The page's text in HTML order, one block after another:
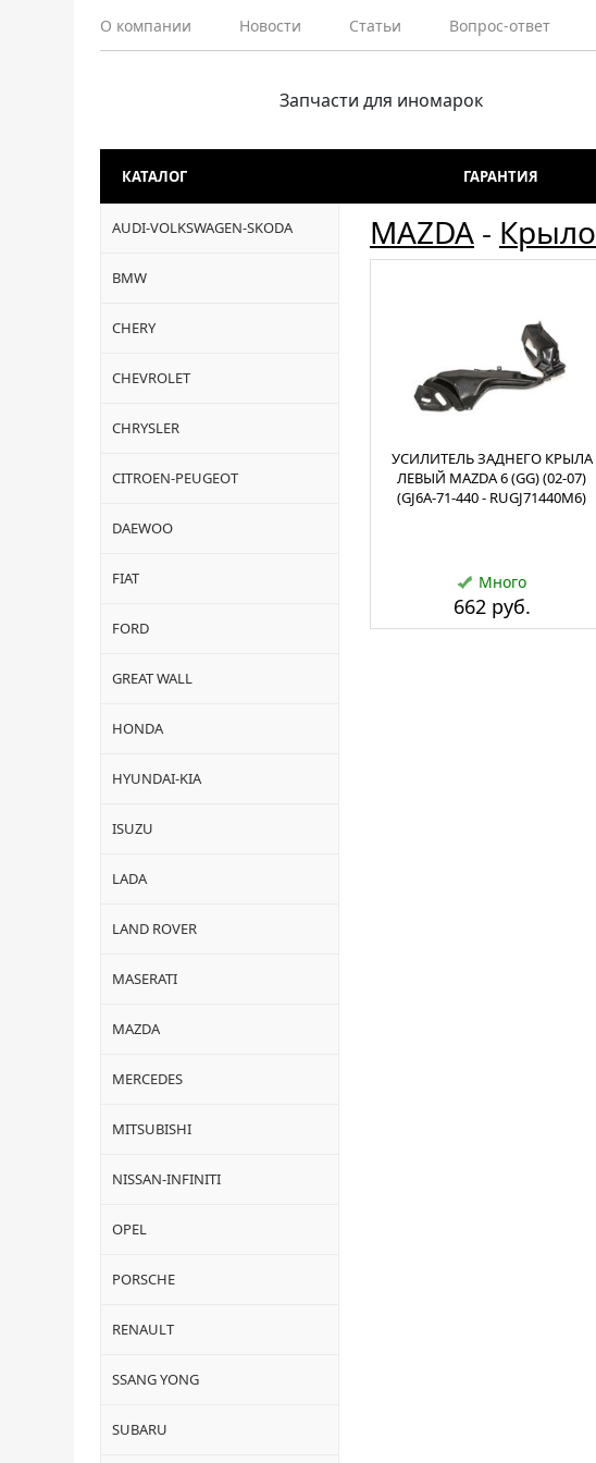
О компании Новости Статьи Вопрос-ответ
Запчасти для иномарок
КАТАЛОГ ГАРАНТИЯ
AUDI-VOLKSWAGEN-SKODA
BMW
CHERY
CHEVROLET
CHRYSLER
CITROEN-PEUGEOT
DAEWOO
FIAT
FORD
GREAT WALL
HONDA
HYUNDAI-KIA
ISUZU
LADA
LAND ROVER
MASERATI
MAZDA
MERCEDES
MITSUBISHI
NISSAN-INFINITI
OPEL
PORSCHE
RENAULT
SSANG YONG
SUBARU
MAZDA - Крыло
УСИЛИТЕЛЬ ЗАДНЕГО КРЫЛА
ЛЕВЫЙ MAZDA 6 (GG) (02-07)
(GJ6A-71-440 - RUGJ71440M6)
Много
662 руб.